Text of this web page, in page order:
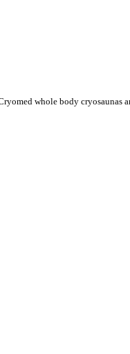
whole body